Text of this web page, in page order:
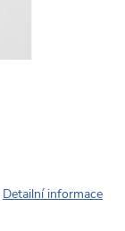
Detailní informace